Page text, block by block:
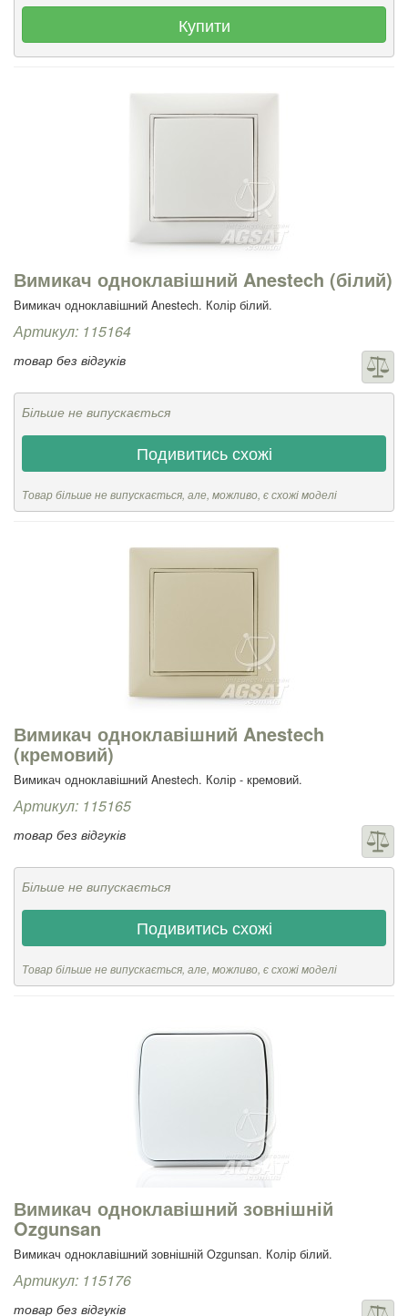
Купити
Вимикач одноклавішний Anestech (білий)
Вимикач одноклавішний Anestech. Колір білий.
Артикул: 115164
товар без відгуків
Більше не випускається
Подивитись схожі
Товар більше не випускається, але, можливо, є схожі моделі
Вимикач одноклавішний Anestech
(кремовий)
Вимикач одноклавішний Anestech. Колір - кремовий.
Артикул: 115165
товар без відгуків
Більше не випускається
Подивитись схожі
Товар більше не випускається, але, можливо, є схожі моделі
Вимикач одноклавішний зовнішній
Ozgunsan
Вимикач одноклавішний зовнішній Ozgunsan. Колір білий.
Артикул: 115176
товар без відгуків